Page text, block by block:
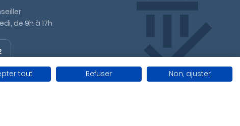
de 9h à 17h
tout Refuser Non, ajuster